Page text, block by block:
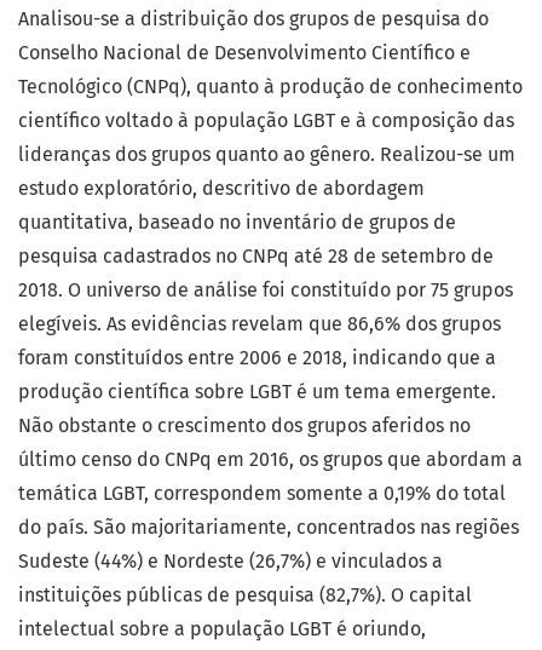
Analisou-se a distribuição dos grupos de pesquisa do
Conselho Nacional de Desenvolvimento Científico e
Tecnológico (CNPq), quanto à produção de conhecimento
científico voltado à população LGBT e à composição das
lideranças dos grupos quanto ao gênero. Realizou-se um
estudo exploratório, descritivo de abordagem
quantitativa, baseado no inventário de grupos de
pesquisa cadastrados no CNPq até 28 de setembro de
2018. O universo de análise foi constituído por 75 grupos
elegíveis. As evidências revelam que 86,6% dos grupos
foram constituídos entre 2006 e 2018, indicando que a
produção científica sobre LGBT é um tema emergente.
Não obstante o crescimento dos grupos aferidos no
último censo do CNPq em 2016, os grupos que abordam a
temática LGBT, correspondem somente a 0,19% do total
do país. São majoritariamente, concentrados nas regiões
Sudeste (44%) e Nordeste (26,7%) e vinculados a
instituições públicas de pesquisa (82,7%). O capital
intelectual sobre a população LGBT é oriundo,